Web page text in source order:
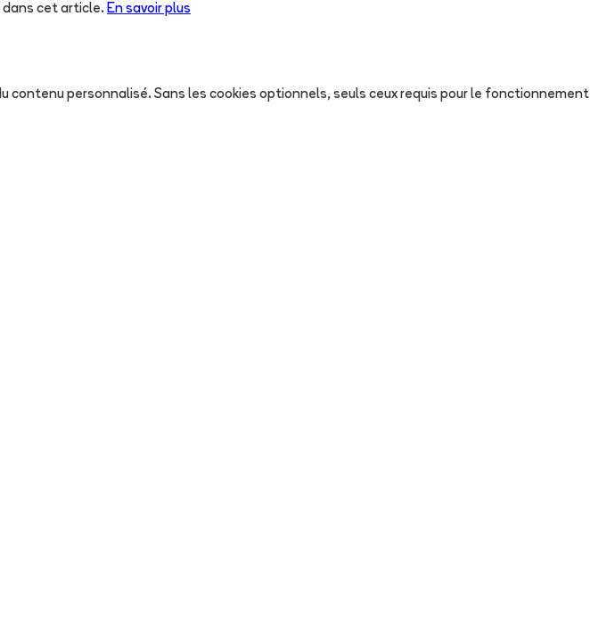
dans cet article. En savoir plus
contenu personnalisé. Sans les cookies optionnels, seuls ceux requis pour le fonctionnement